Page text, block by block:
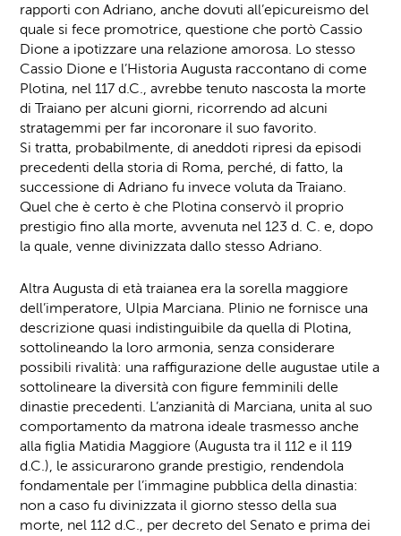
rapporti con Adriano, anche dovuti all’epicureismo del
quale si fece promotrice, questione che portò Cassio
Dione a ipotizzare una relazione amorosa. Lo stesso
Cassio Dione e l’Historia Augusta raccontano di come
Plotina, nel 117 d.C., avrebbe tenuto nascosta la morte
di Traiano per alcuni giorni, ricorrendo ad alcuni
stratagemmi per far incoronare il suo favorito.
Si tratta, probabilmente, di aneddoti ripresi da episodi
precedenti della storia di Roma, perché, di fatto, la
successione di Adriano fu invece voluta da Traiano.
Quel che è certo è che Plotina conservò il proprio
prestigio fino alla morte, avvenuta nel 123 d. C. e, dopo
la quale, venne divinizzata dallo stesso Adriano.
Altra Augusta di età traianea era la sorella maggiore
dell’imperatore, Ulpia Marciana. Plinio ne fornisce una
descrizione quasi indistinguibile da quella di Plotina,
sottolineando la loro armonia, senza considerare
possibili rivalità: una raffigurazione delle augustae utile a
sottolineare la diversità con figure femminili delle
dinastie precedenti. L’anzianità di Marciana, unita al suo
comportamento da matrona ideale trasmesso anche
alla figlia Matidia Maggiore (Augusta tra il 112 e il 119
d.C.), le assicurarono grande prestigio, rendendola
fondamentale per l’immagine pubblica della dinastia:
non a caso fu divinizzata il giorno stesso della sua
morte, nel 112 d.C., per decreto del Senato e prima dei